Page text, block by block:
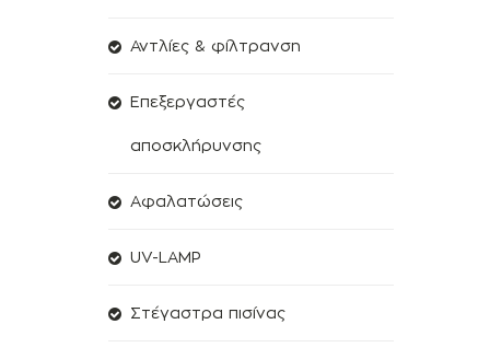
Αντλίες & φίλτρανση
Επεξεργαστές
αποσκλήρυνσης
Aφαλατώσεις
UV-LAMP
Στέγαστρα πισίνας